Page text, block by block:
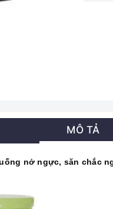
MÔ TẢ
nở ngực, săn chắc